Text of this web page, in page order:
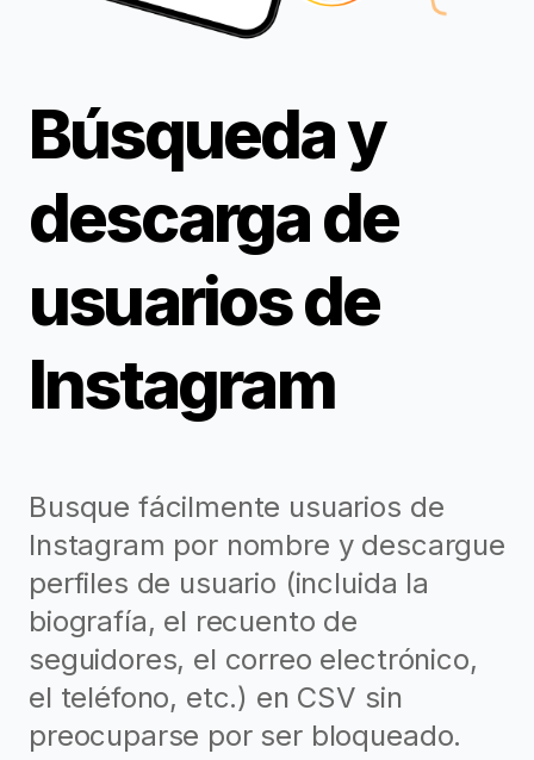
Búsqueda y
descarga de
usuarios de
Instagram
Busque fácilmente usuarios de
Instagram por nombre y descargue
perfiles de usuario (incluida la
biografía, el recuento de
seguidores, el correo electrónico,
el teléfono, etc.) en CSV sin
preocuparse por ser bloqueado.